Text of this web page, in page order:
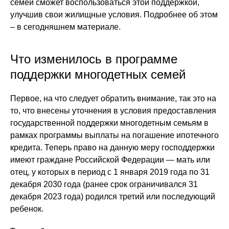
семей сможет воспользоваться этой поддержкой,
улучшив свои жилищные условия. Подробнее об этом
– в сегодняшнем материале.
Что изменилось в программе
поддержки многодетных семей
Первое, на что следует обратить внимание, так это на
то, что внесены уточнения в условия предоставления
государственной поддержки многодетным семьям в
рамках программы выплаты на погашение ипотечного
кредита. Теперь право на данную меру господдержки
имеют граждане Российской Федерации — мать или
отец, у которых в период с 1 января 2019 года по 31
декабря 2030 года (ранее срок ограничивался 31
декабря 2023 года) родился третий или последующий
ребенок.